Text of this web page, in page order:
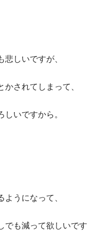
しいですが、
されてしまって、
いですから。
うになって、
でも減って欲しいです